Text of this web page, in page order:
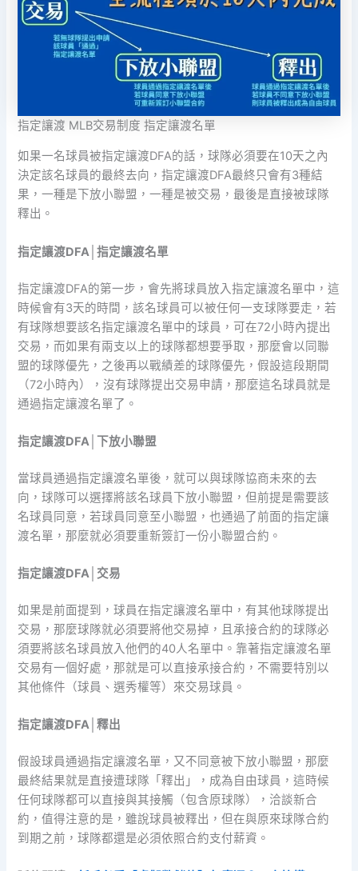
指定讓渡 MLB交易制度 指定讓渡名單
如果一名球員被指定讓渡DFA的話，球隊必須要在10天之內
決定該名球員的最終去向，指定讓渡DFA最終只會有3種結
果，一種是下放小聯盟，一種是被交易，最後是直接被球隊
釋出。
指定讓渡DFA│指定讓渡名單
指定讓渡DFA的第一步，會先將球員放入指定讓渡名單中，這
時候會有3天的時間，該名球員可以被任何一支球隊要走，若
有球隊想要該名指定讓渡名單中的球員，可在72小時內提出
交易，而如果有兩支以上的球隊都想要爭取，那麼會以同聯
盟的球隊優先，之後再以戰績差的球隊優先，假設這段期間
（72小時內），沒有球隊提出交易申請，那麼這名球員就是
通過指定讓渡名單了。
指定讓渡DFA│下放小聯盟
當球員通過指定讓渡名單後，就可以與球隊協商未來的去
向，球隊可以選擇將該名球員下放小聯盟，但前提是需要該
名球員同意，若球員同意至小聯盟，也通過了前面的指定讓
渡名單，那麼就必須要重新簽訂一份小聯盟合約。
指定讓渡DFA│交易
如果是前面提到，球員在指定讓渡名單中，有其他球隊提出
交易，那麼球隊就必須要將他交易掉，且承接合約的球隊必
須要將該名球員放入他們的40人名單中。靠著指定讓渡名單
交易有一個好處，那就是可以直接承接合約，不需要特別以
其他條件（球員、選秀權等）來交易球員。
指定讓渡DFA│釋出
假設球員通過指定讓渡名單，又不同意被下放小聯盟，那麼
最終結果就是直接遭球隊「釋出」，成為自由球員，這時候
任何球隊都可以直接與其接觸（包含原球隊），洽談新合
約，值得注意的是，雖說球員被釋出，但在與原來球隊合約
到期之前，球隊都還是必須依照合約支付薪資。